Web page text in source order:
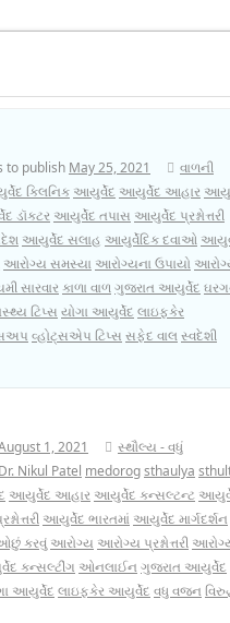
to publish May 25, 2021
વાળની
ક્લિનિક આયુર્વેદ આયુર્વેદ આહાર
ડૉક્ટર આયુર્વેદ તપાસ આયુર્વેદ પ્રશ્નોત્તરી
આયુર્વેદ સલાહ આયુર્વેદિક દવાઓ
આરોગ્ય સમસ્યા આરોગ્યના ઉપાયો
સારવારકાળા વાળગુજરાત આયુર્વેદ
ટિપ્સ યોગા આયુર્વેદ લાઇફકેર
વ્હોટ્સએપ ટિપ્સ સફેદ વાલસ્વદેશી
1, 2021
સ્થૌલ્ય - વધું
Dr. Nikul Patel medorogsthaulya
આયુર્વેદ આહાર આયુર્વેદ કન્સલ્ટન્ટ
આયુર્વેદ ભારતમાં આયુર્વેદ માર્ગદર્શન
કરવું આરોગ્ય આરોગ્ય પ્રશ્નોત્તરી
કન્સલ્ટીંગ ઓનલાઈન ગુજરાત આયુર્વેદ
આયુર્વેદ લાઇફકેર આયુર્વેદ વધુ વજન